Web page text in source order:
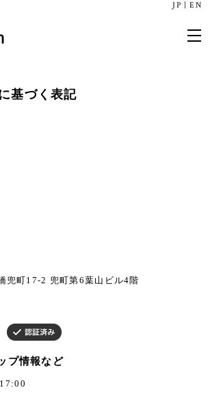
JP EN
基づく表記
兜町17-2 兜町第6葉山ビル4階
プ情報など